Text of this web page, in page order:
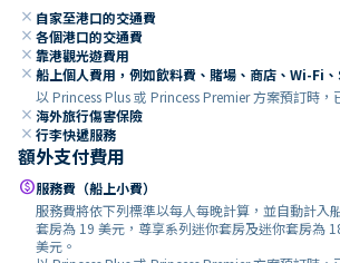
close 自家至港口的交通費
close 各個港口的交通費
close 靠港觀光遊費用
close 船上個人費用，例如飲料費、賭場、商店、Wi-Fi
以 Princess Plus 或 Princess Premier 方案預訂時，
close 海外旅行傷害保險
close 行李快遞服務
額外支付費用
paid服務費（船上小費）
服務費將依下列標準以每人每晚計算，並自動計入
套房為 19 美元，尊享系列迷你套房及迷你套房為
美元。